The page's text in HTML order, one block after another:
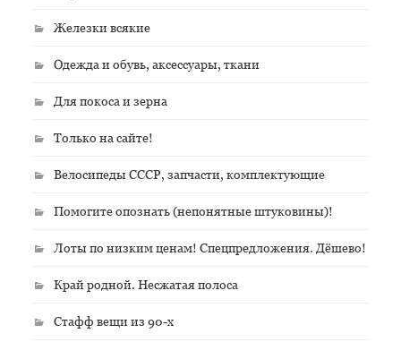
Железки всякие
Одежда и обувь, аксессуары, ткани
Для покоса и зерна
Только на сайте!
Велосипеды СССР, запчасти, комплектующие
Помогите опознать (непонятные штуковины)!
Лоты по низким ценам! Спецпредложения. Дёшево!
Край родной. Несжатая полоса
Стафф вещи из 90-х